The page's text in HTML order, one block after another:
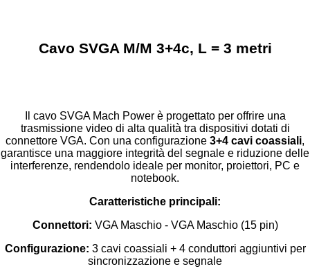
Cavo SVGA M/M 3+4c, L = 3 metri
Il cavo SVGA Mach Power è progettato per offrire una
trasmissione video di alta qualità tra dispositivi dotati di
connettore VGA. Con una configurazione 3+4 cavi coassiali,
garantisce una maggiore integrità del segnale e riduzione delle
interferenze, rendendolo ideale per monitor, proiettori, PC e
notebook.
Caratteristiche principali:
Connettori: VGA Maschio - VGA Maschio (15 pin)
Configurazione: 3 cavi coassiali + 4 conduttori aggiuntivi per
sincronizzazione e segnale